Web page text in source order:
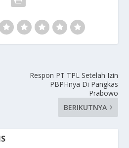
Respon PT TPL Setelah Izin
PBPHnya Di Pangkas
Prabowo
BERIKUTNYA